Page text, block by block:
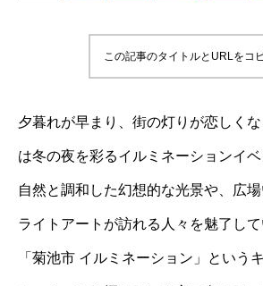
この記事のタイトルとURLをコ
夕暮れが早まり、街の灯りが恋しく
は冬の夜を彩るイルミネーションイベ
自然と調和した幻想的な光景や、広
ライトアートが訪れる人々を魅了し
「菊池市 イルミネーション」という